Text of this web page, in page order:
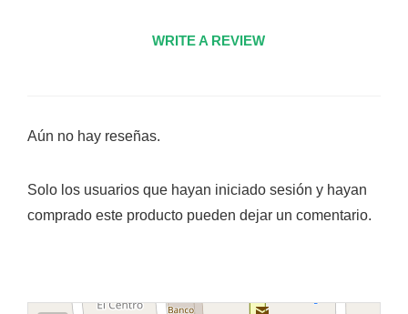
WRITE A REVIEW
Aún no hay reseñas.
Solo los usuarios que hayan iniciado sesión y hayan
comprado este producto pueden dejar un comentario.